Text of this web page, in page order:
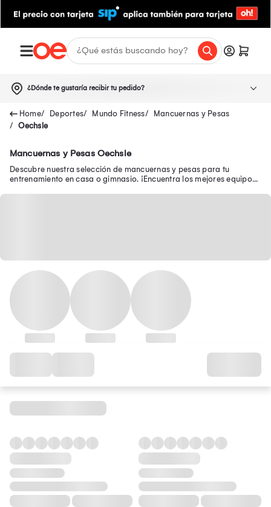
¿Dónde te gustaría recibir tu pedido?
Deportes Mundo Fitness
Mancuernas y Pesas
Oechsle
Mancuernas y Pesas Oechsle
Descubre nuestra selección de mancuernas y pesas para tu
entrenamiento en casa o gimnasio. ¡Encuentra los mejores equipos